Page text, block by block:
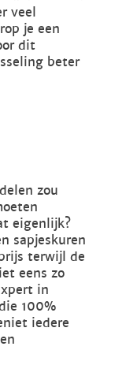
veel
je een
dit
beter
zou
eigenlijk?
sapjeskuren
terwijl de
eens zo
in
100%
iedere